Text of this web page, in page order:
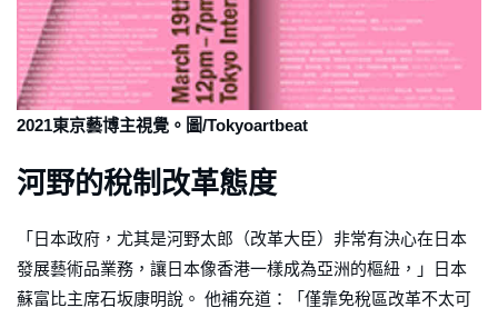
2021東京藝博主視覺。圖/Tokyoartbeat
河野的稅制改革態度
「日本政府，尤其是河野太郎（改革大臣）非常有決心在日本
發展藝術品業務，讓日本像香港一樣成為亞洲的樞紐，」日本
蘇富比主席石坂康明說。 他補充道：「僅靠免稅區改革不太可